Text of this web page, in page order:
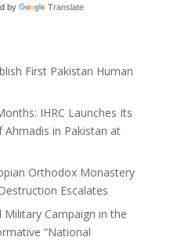
by Translate
First Pakistan Human
IHRC Launches Its
in Pakistan at
Orthodox Monastery
Escalates
Military Campaign in the
“National